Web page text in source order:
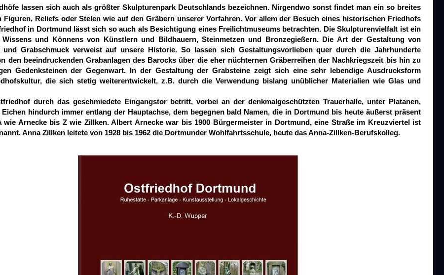
lassen sich auch als größter Skulpturenpark Deutschlands bezeichnen. Nirgendwo sonst findet man ein so breites
Figuren, Reliefs oder Stelen wie auf den Gräbern unserer Vorfahren. Vor allem der Besuch eines historischen Friedhofs
in Dortmund lässt sich so auch als Besichtigung eines Freilichtmuseums betrachten. Die Skulpturenvielfalt ist ein
Wissens und Könnens von Künstlern und Bildhauern, Steinmetzen und Bronzegießern. Die Art der Gestaltung von
und Grabschmuck verweist auf unsere Historie. So lassen sich Gestaltungsvorlieben quer durch die Jahrhunderte
den beeindruckenden Grabanlagen des Barocks über die eher nüchternen Gräberreihen der Nachkriegszeit bis hin zu
Gedenksteinen der Gegenwart. In der Gestaltung der Grabsteine zeigt sich eine sehr lebendige Ausdrucksform
die sich stetig weiterentwickelt, z.B. durch die Verwendung bislang unüblicher Materialien wie Glas und
durch das geschmiedete Eingangstor betritt, vorbei an der denkmalgeschützten Trauerhalle, unter Platanen,
hindurch immer entlang der Hauptachse, dem begegnen bald Namen, die in Dortmund bis heute äußerst präsent
wie Arnecke bis Z wie Zillken. Albert Arnecke war bis 1900 Bürgermeister in Dortmund, eine Straße im Kreuzviertel ist
Anna Zillken leitete von 1928 bis 1962 die Dortmunder Wohlfahrtsschule, heute das Anna-Zillken-Berufskolleg.